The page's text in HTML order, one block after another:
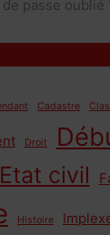
de passe oublié
Cadastre
Droit
Etat civil
Histoire